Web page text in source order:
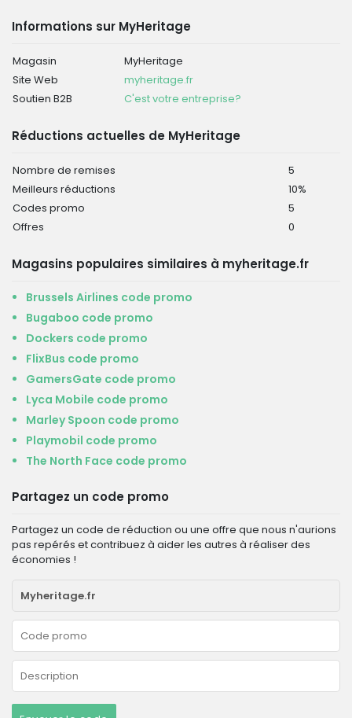
Informations sur MyHeritage
Magasin
MyHeritage
Site Web
myheritage.fr
Soutien B2B
C'est votre entreprise?
Réductions actuelles de MyHeritage
Nombre de remises
5
Meilleurs réductions
10%
Codes promo
5
Offres
0
Magasins populaires similaires à myheritage.fr
Brussels Airlines code promo
Bugaboo code promo
Dockers code promo
FlixBus code promo
GamersGate code promo
Lyca Mobile code promo
Marley Spoon code promo
Playmobil code promo
The North Face code promo
Partagez un code promo
Partagez un code de réduction ou une offre que nous n'aurions
pas repérés et contribuez à aider les autres à réaliser des
économies !